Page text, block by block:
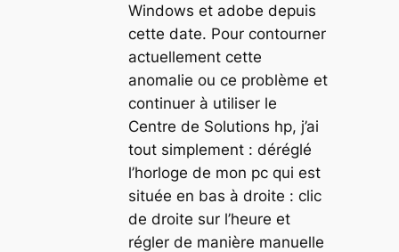
Windows et adobe depuis
cette date. Pour contourner
actuellement cette
anomalie ou ce problème et
continuer à utiliser le
Centre de Solutions hp, j’ai
tout simplement : déréglé
l’horloge de mon pc qui est
située en bas à droite : clic
de droite sur l’heure et
régler de manière manuelle